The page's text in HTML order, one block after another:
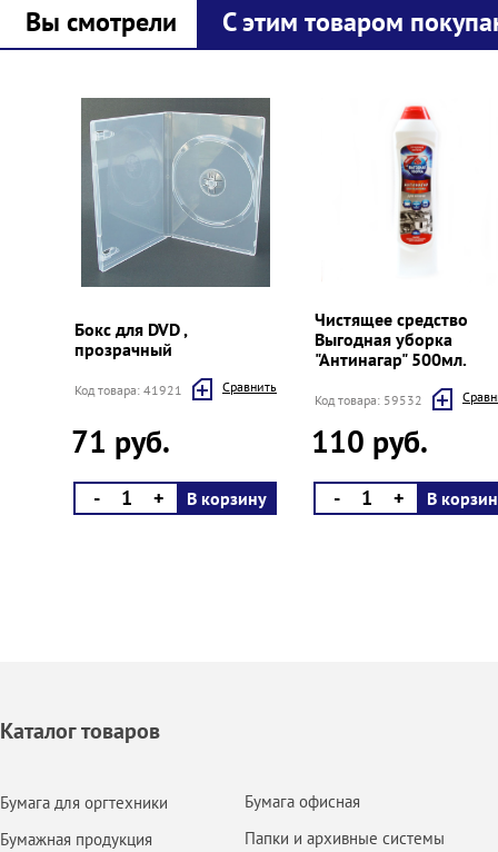
Вы смотрели С этим товаром
Бокс для DVD ,
прозрачный
Код товара: 41921 Cравнить
71 руб.
- + В корзину
Чистящее средство
Выгодная уборка
"Антинагар" 500мл.
Код товара: 59532
110 руб.
- + В
Каталог товаров
Бумага для оргтехники
Бумажная продукция
Бумага офисная
Папки и архивные системы